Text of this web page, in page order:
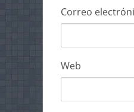
Correo
Web